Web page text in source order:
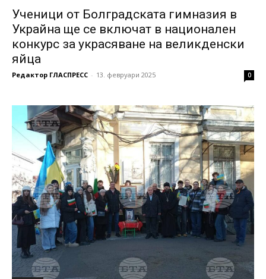
Ученици от Болградската гимназия в
Украйна ще се включат в национален
конкурс за украсяване на великденски
яйца
Редактор ГЛАСПРЕСС - 13. февруари 2025 0